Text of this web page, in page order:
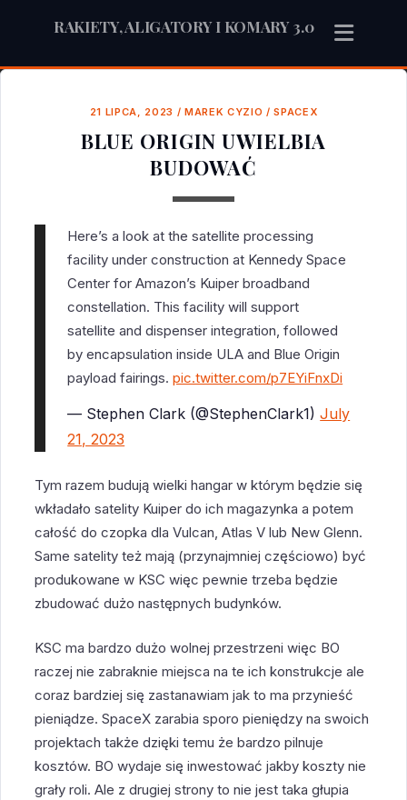
RAKIETY, ALIGATORY I KOMARY 3.0
21 LIPCA, 2023 / MAREK CYZIO /SPACEX
BLUE ORIGIN UWIELBIA
BUDOWAĆ
Here’s a look at the satellite processing
facility under construction at Kennedy Space
Center for Amazon’s Kuiper broadband
constellation. This facility will support
satellite and dispenser integration, followed
by encapsulation inside ULA and Blue Origin
payload fairings.pic.twitter.com/p7EYiFnxDi
— Stephen Clark (@StephenClark1)July
21, 2023
Tym razem budują wielki hangar w którym będzie się
wkładało satelity Kuiper do ich magazynka a potem
całość do czopka dla Vulcan, Atlas V lub New Glenn.
Same satelity też mają (przynajmniej częściowo) być
produkowane w KSC więc pewnie trzeba będzie
zbudować dużo następnych budynków.
KSC ma bardzo dużo wolnej przestrzeni więc BO
raczej nie zabraknie miejsca na te ich konstrukcje ale
coraz bardziej się zastanawiam jak to ma przynieść
pieniądze. SpaceX zarabia sporo pieniędzy na swoich
projektach także dzięki temu że bardzo pilnuje
kosztów. BO wydaje się inwestować jakby koszty nie
grały roli. Ale z drugiej strony to nie jest taka głupia